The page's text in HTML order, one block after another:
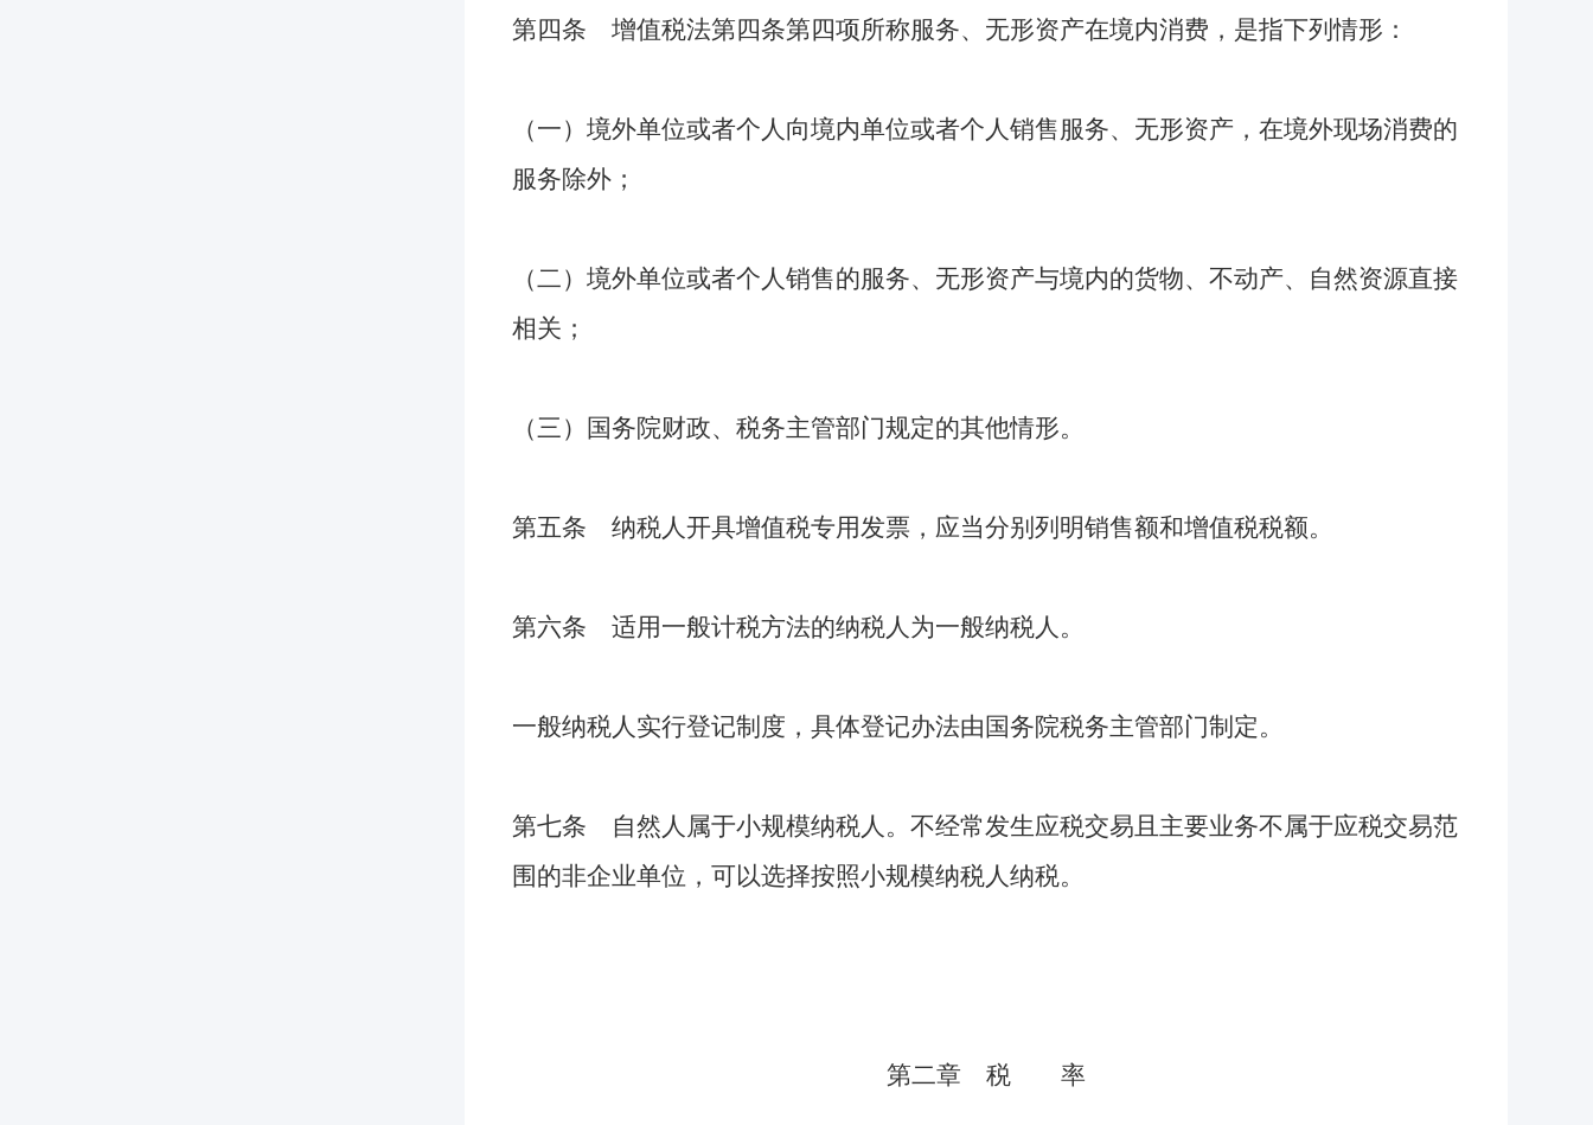
第四条 增值税法第四条第四项所称服务、无形资产在境内消费，是指下列情形：
（一）境外单位或者个人向境内单位或者个人销售服务、无形资产，在境外现场消费的
服务除外；
（二）境外单位或者个人销售的服务、无形资产与境内的货物、不动产、自然资源直接
相关；
（三）国务院财政、税务主管部门规定的其他情形。
第五条 纳税人开具增值税专用发票，应当分别列明销售额和增值税税额。
第六条 适用一般计税方法的纳税人为一般纳税人。
一般纳税人实行登记制度，具体登记办法由国务院税务主管部门制定。
第七条 自然人属于小规模纳税人。不经常发生应税交易且主要业务不属于应税交易范
围的非企业单位，可以选择按照小规模纳税人纳税。
第二章 税 率